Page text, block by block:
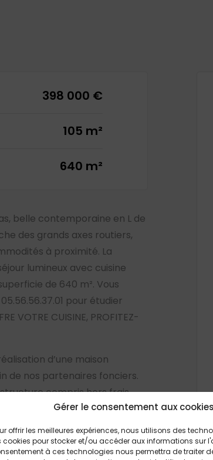
Gérer le consentement aux cookies
offrir les meilleures expériences, nous utilisons des
cookies pour stocker et/ou accéder aux informations sur
à ces technologies nous permettra de traiter
398 000 €
105 m²
640 m²
belle contemporaine en L de
des grands axes routiers,
à proximité. La
lumineux avec cuisine
de 640 m². Vous
pour étudier
VOTRE CUISINE, PROFITEZ-
d’une maison
de nos partenaires fonciers.
compris hors frais